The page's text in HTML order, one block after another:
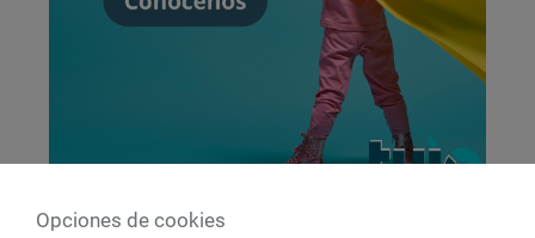
Opciones de cookies